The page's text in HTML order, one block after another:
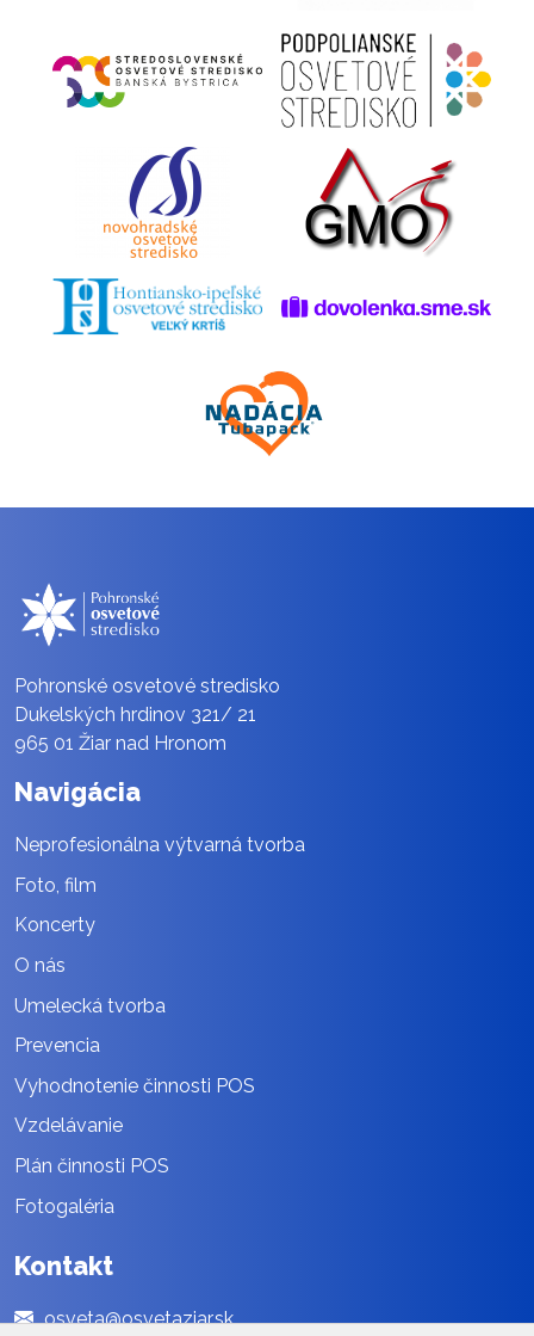
Pohronské osvetové stredisko
Dukelských hrdinov 321/ 21
965 01 Žiar nad Hronom
Navigácia
Neprofesionálna výtvarná tvorba
Foto, film
Koncerty
O nás
Umelecká tvorba
Prevencia
Vyhodnotenie činnosti POS
Vzdelávanie
Plán činnosti POS
Fotogaléria
Kontakt
osveta@osvetaziar.sk